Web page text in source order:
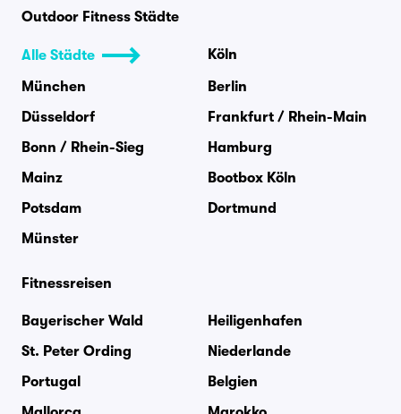
Outdoor Fitness Städte
Alle Städte
Köln
München
Berlin
Düsseldorf
Frankfurt / Rhein-Main
Bonn / Rhein-Sieg
Hamburg
Mainz
Bootbox Köln
Potsdam
Dortmund
Münster
Fitnessreisen
Bayerischer Wald
Heiligenhafen
St. Peter Ording
Niederlande
Portugal
Belgien